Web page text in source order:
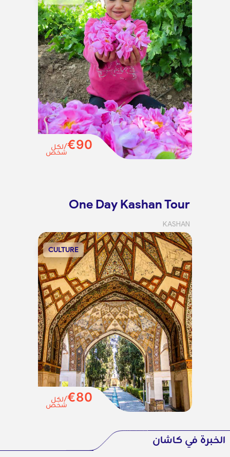
€90/لكل
شخص
One Day Kashan Tour
KASHAN
CULTURE
€80/لكل
شخص
الخبرة في كاشان